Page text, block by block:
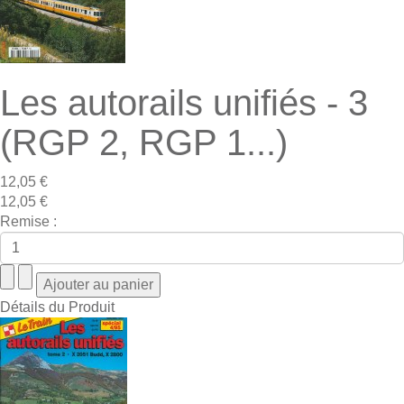
Les autorails unifiés - 3
(RGP 2, RGP 1...)
12,05 €
12,05 €
Remise :
Détails du Produit